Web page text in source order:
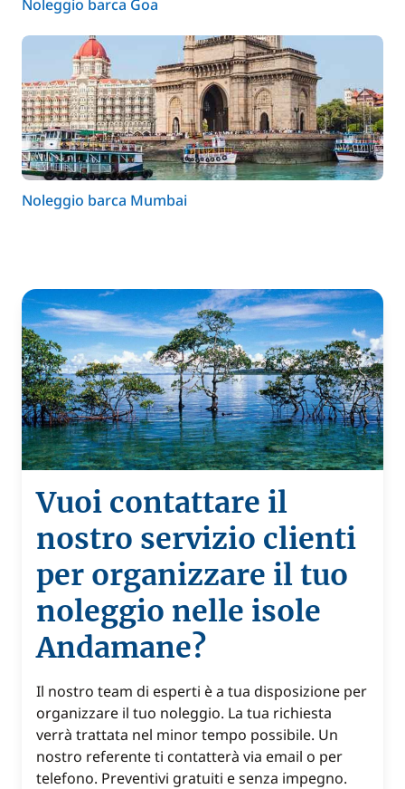
Noleggio barca Goa
Noleggio barca Mumbai
Vuoi contattare il
nostro servizio clienti
per organizzare il tuo
noleggio nelle isole
Andamane?
Il nostro team di esperti è a tua disposizione per
organizzare il tuo noleggio. La tua richiesta
verrà trattata nel minor tempo possibile. Un
nostro referente ti contatterà via email o per
telefono. Preventivi gratuiti e senza impegno.